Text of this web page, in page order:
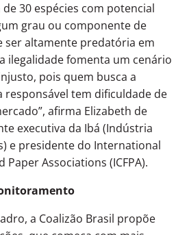
30 espécies com potencial
grau ou componente de
ser altamente predatória em
ilegalidade fomenta um cenário
pois quem busca a
responsável tem dificuldade de
afirma Elizabeth de
executiva da Ibá (Indústria
e presidente do International
Paper Associations (ICFPA).
a Coalizão Brasil propõe